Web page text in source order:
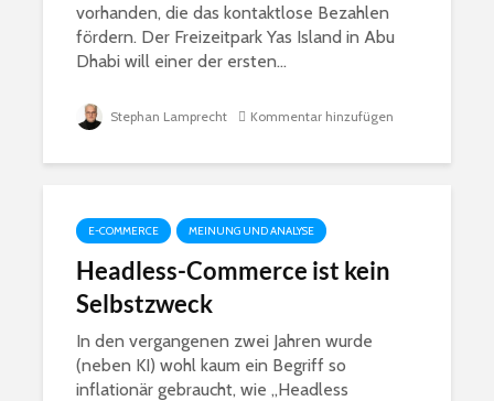
vorhanden, die das kontaktlose Bezahlen
fördern. Der Freizeitpark Yas Island in Abu
Dhabi will einer der ersten...
Stephan Lamprecht Kommentar hinzufügen
E-COMMERCE MEINUNG UND ANALYSE
Headless-Commerce ist kein
Selbstzweck
In den vergangenen zwei Jahren wurde
(neben KI) wohl kaum ein Begriff so
inflationär gebraucht, wie „Headless